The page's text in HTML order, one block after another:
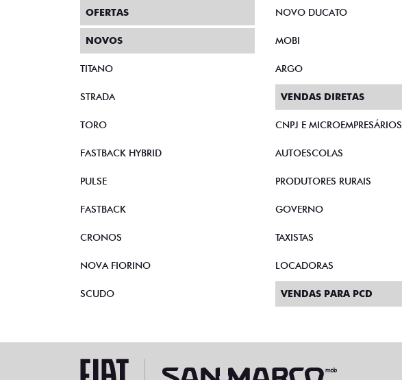
OFERTAS
NOVOS
TITANO
STRADA
TORO
FASTBACK HYBRID
PULSE
FASTBACK
CRONOS
NOVA FIORINO
SCUDO
NOVO DUCATO
MOBI
ARGO
VENDAS DIRETAS
CNPJ E MICROEMPRESÁRIOS
AUTOESCOLAS
PRODUTORES RURAIS
GOVERNO
TAXISTAS
LOCADORAS
VENDAS PARA PCD